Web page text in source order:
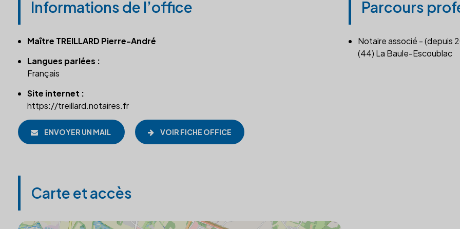
Informations de l’office
Maître TREILLARD Pierre-André
Langues parlées :
Français
Site internet :
https://treillard.notaires.fr
ENVOYER UN MAIL VOIR FICHE OFFICE
Parcours
Notaire associé - (depuis
(44) La Baule-Escoublac
Carte et accès